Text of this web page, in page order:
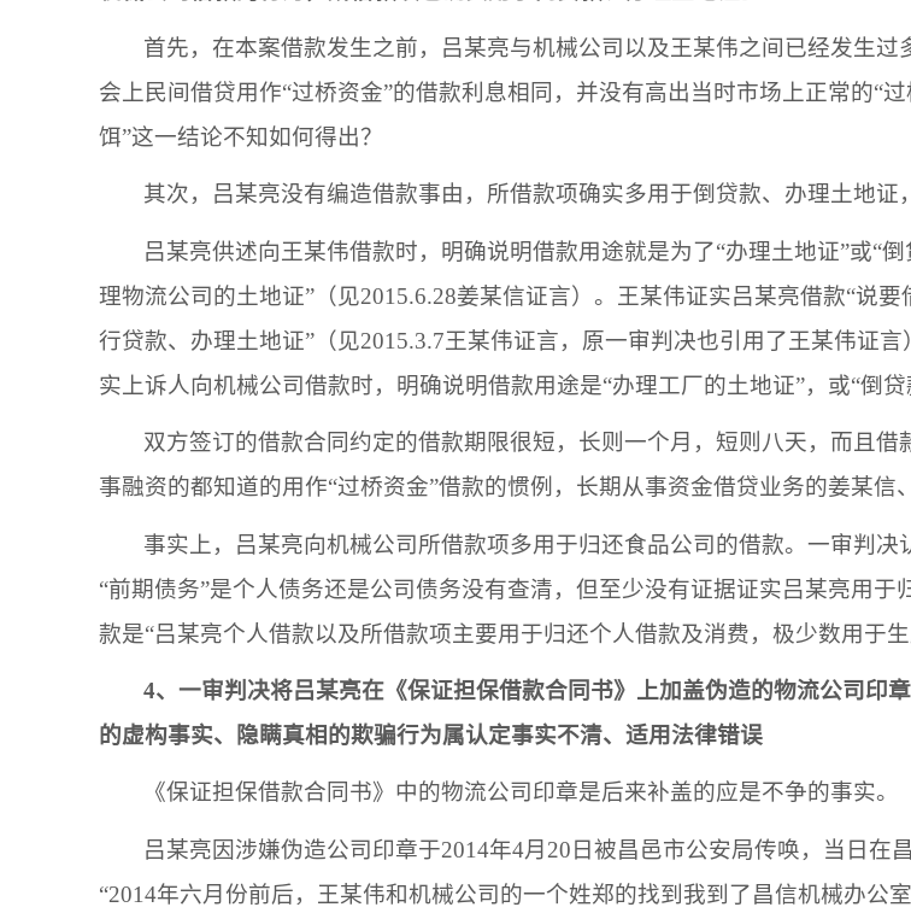
首先，在本案借款发生之前， 吕某亮与机械公司 以及王某伟之间已经发生过
会上民间借贷用作“过桥资金”的借款利息相同，并没有高出当时市场上正常的“
饵”这一结论不知如何得出？
其次， 吕某亮没有编造借款事由，所借款项确实多用于倒贷款、办理土地证
吕某亮供述向王某伟借款时，明确说明借款用途就是为了“办理土地证”或“倒
理物流公司的土地证” （见2015.6.28姜某信证言）。 王某伟证实吕某亮借款“说要
行贷款、办理土地证” （见2015.3.7王某伟证言，原一审判决也引用了王某伟证言
实上诉人向机械公司借款时，明确说明借款用途是“办理工厂的土地证”，或“倒贷
双方签订的借款合同约定的借款期限很短，长则一个月，短则八天，而且
事融资的都知道的用作“过桥资金”借款的惯例，长期从事资金借贷业务的姜某信、
事实上， 吕某亮向机械公司所借款项多用于归还食品公司的借款。一审判决
“前期债务”是个人债务还是公司债务没有查清，但至少没有证据证实吕某亮用于
款是“吕某亮个人借款以及所借款项主要用于归还个人借款及消费，极少数用于
4、一审判决将吕某亮在《保证担保借款合同书》上加盖伪造的物流公司 印
的虚构事实、隐瞒真相的欺骗行为属认定事实不清、适用法律错误
《保证担保借款合同书》中的物流公司 印章是后来补盖的应是不争的事实。
吕某亮因涉嫌伪造公司印章于2014年4月20日被昌邑市公安局传唤，当日在
“2014年六月份前后， 王某伟和机械公司的一个姓郑的找到我到了昌信机械办公